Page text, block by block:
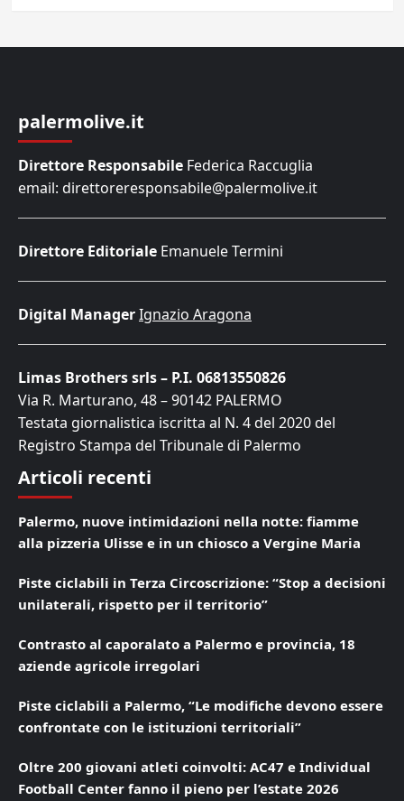
palermolive.it
Direttore Responsabile Federica Raccuglia
email: direttoreresponsabile@palermolive.it
Direttore Editoriale Emanuele Termini
Digital ManagerIgnazio Aragona
Limas Brothers srls – P.I. 06813550826
Via R. Marturano, 48 – 90142 PALERMO
Testata giornalistica iscritta al N. 4 del 2020 del
Registro Stampa del Tribunale di Palermo
Articoli recenti
Palermo, nuove intimidazioni nella notte: fiamme
alla pizzeria Ulisse e in un chiosco a Vergine Maria
Piste ciclabili in Terza Circoscrizione: “Stop a decisioni
unilaterali, rispetto per il territorio”
Contrasto al caporalato a Palermo e provincia, 18
aziende agricole irregolari
Piste ciclabili a Palermo, “Le modifiche devono essere
confrontate con le istituzioni territoriali”
Oltre 200 giovani atleti coinvolti: AC47 e Individual
Football Center fanno il pieno per l’estate 2026